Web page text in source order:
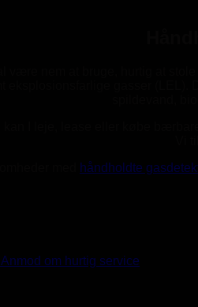
håndholdte
Anmod om hurtig service